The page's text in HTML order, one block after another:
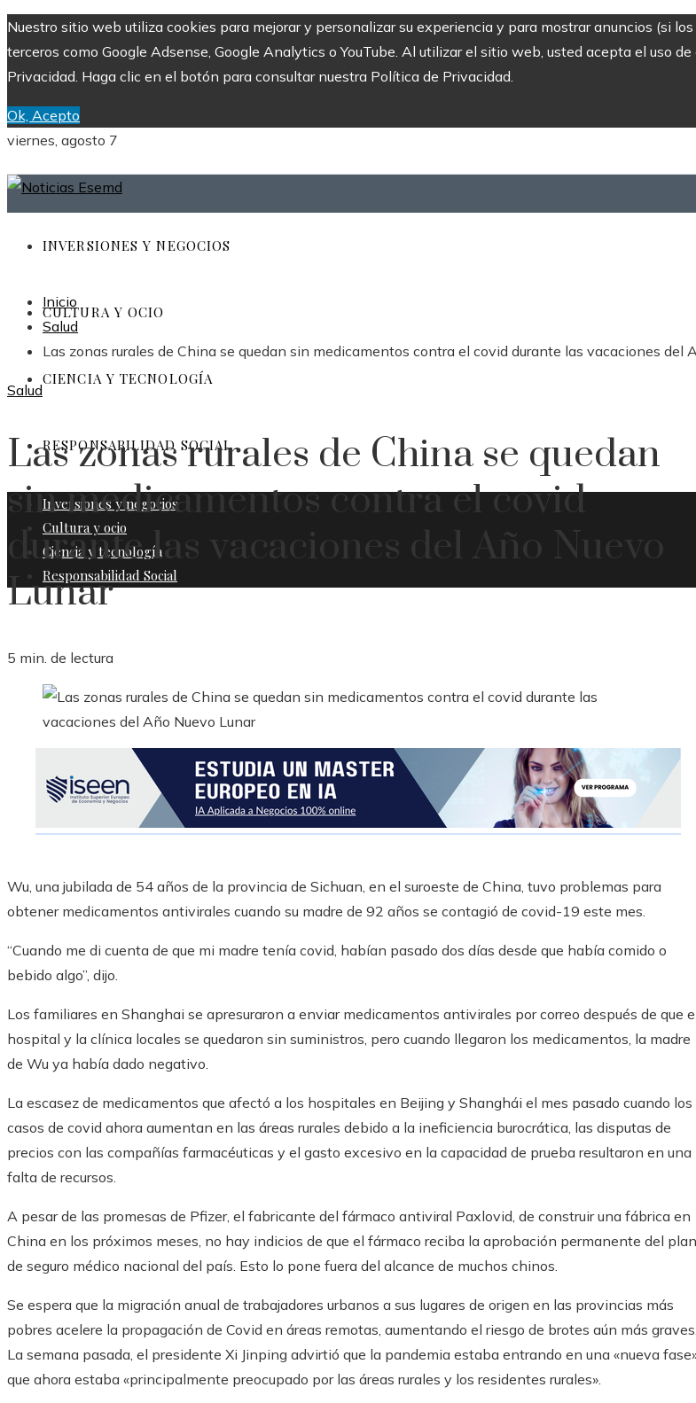
Nuestro sitio web utiliza cookies para mejorar y personalizar su experiencia y para mostrar anuncios (si
terceros como Google Adsense, Google Analytics o YouTube. Al utilizar el sitio web, usted acepta el uso
Privacidad. Haga clic en el botón para consultar nuestra Política de Privacidad.
Ok, Acepto
viernes, agosto 7
INVERSIONES Y NEGOCIOS
CULTURA Y OCIO
CIENCIA Y TECNOLOGÍA
RESPONSABILIDAD SOCIAL
Inversiones y negocios
Cultura y ocio
Ciencia y tecnología
Responsabilidad Social
Inicio
Salud
Las zonas rurales de China se quedan sin medicamentos contra el covid durante las vacaciones del
Salud
Las zonas rurales de China se quedan
sin medicamentos contra el covid
durante las vacaciones del Año Nuevo
Lunar
5 min. de lectura
Wu, una jubilada de 54 años de la provincia de Sichuan, en el suroeste de China, tuvo problemas para
obtener medicamentos antivirales cuando su madre de 92 años se contagió de covid-19 este mes.
“Cuando me di cuenta de que mi madre tenía covid, habían pasado dos días desde que había comido o
bebido algo”, dijo.
Los familiares en Shanghai se apresuraron a enviar medicamentos antivirales por correo después de que
hospital y la clínica locales se quedaron sin suministros, pero cuando llegaron los medicamentos, la madre
de Wu ya había dado negativo.
La escasez de medicamentos que afectó a los hospitales en Beijing y Shanghái el mes pasado cuando los
casos de covid ahora aumentan en las áreas rurales debido a la ineficiencia burocrática, las disputas de
precios con las compañías farmacéuticas y el gasto excesivo en la capacidad de prueba resultaron en una
falta de recursos.
A pesar de las promesas de Pfizer, el fabricante del fármaco antiviral Paxlovid, de construir una fábrica en
China en los próximos meses, no hay indicios de que el fármaco reciba la aprobación permanente del plan
de seguro médico nacional del país. Esto lo pone fuera del alcance de muchos chinos.
Se espera que la migración anual de trabajadores urbanos a sus lugares de origen en las provincias más
pobres acelere la propagación de Covid en áreas remotas, aumentando el riesgo de brotes aún más graves.
La semana pasada, el presidente Xi Jinping advirtió que la pandemia estaba entrando en una «nueva
que ahora estaba «principalmente preocupado por las áreas rurales y los residentes rurales».